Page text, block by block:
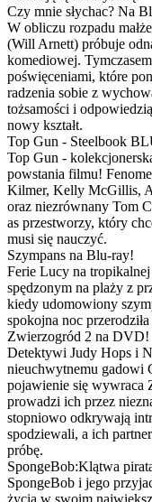
Czy mnie słychac? Na
W obliczu rozpadu
(Will Arnett) próbuje
komediowej.
poświęceniami, które
radzenia sobie z
tożsamości i
nowy kształt.
Top Gun - Steelbook
Top Gun -
powstania filmu!
Kilmer, Kelly McGillis,
oraz niezrównany Tom
as przestworzy, który
musi się nauczyć.
Szympans na Blu-ray!
Ferie Lucy na
spędzonym na plaży z
kiedy udomowiony
spokojna noc
Zwierzogród 2 na DVD!
Detektywi Judy Hops i
nieuchwytnemu gadowi
pojawienie się wywraca
prowadzi ich przez
stopniowo odkrywają
spodziewali, a ich
próbę.
SpongeBob:Klątwa
SpongeBob i jego
życia w swoim